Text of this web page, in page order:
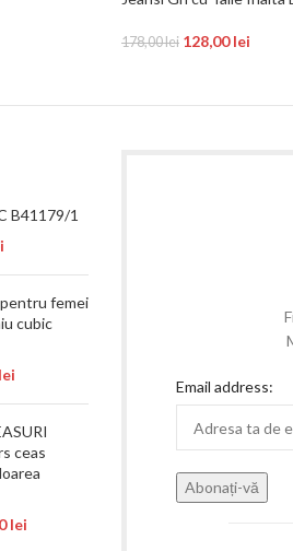
178,00lei 128,00lei
B41179/1
femei
cubic
lei
ceas
lei
Email address: